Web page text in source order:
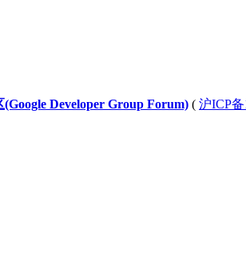
Developer Group Forum) ( 沪ICP备